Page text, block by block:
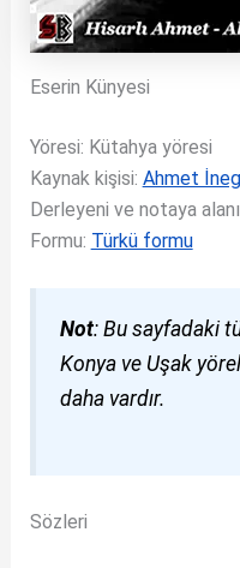
Eserin Künyesi
Yöresi: Kütahya yöresi
Kaynak kişisi: Ahmet
Derleyeni ve notaya
Formu: Türkü formu
Not: Bu sayfadaki
Konya ve Uşak
daha vardır.
Sözleri